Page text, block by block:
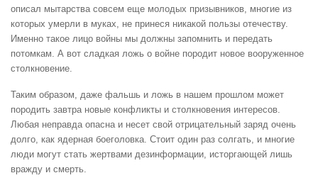
описал мытарства совсем еще молодых призывников, многие из
которых умерли в муках, не принеся никакой пользы отечеству.
Именно такое лицо войны мы должны запомнить и передать
потомкам. А вот сладкая ложь о войне породит новое вооруженное
столкновение.
Таким образом, даже фальшь и ложь в нашем прошлом может
породить завтра новые конфликты и столкновения интересов.
Любая неправда опасна и несет свой отрицательный заряд очень
долго, как ядерная боеголовка. Стоит один раз солгать, и многие
люди могут стать жертвами дезинформации, исторгающей лишь
вражду и смерть.